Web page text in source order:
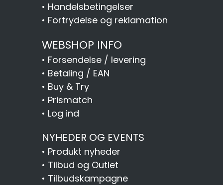
• Handelsbetingelser
• Fortrydelse og reklamation
WEBSHOP INFO
• Forsendelse / levering
• Betaling / EAN
• Buy & Try
• Prismatch
• Log ind
NYHEDER OG EVENTS
• Produkt nyheder
• Tilbud og Outlet
• Tilbudskampagne